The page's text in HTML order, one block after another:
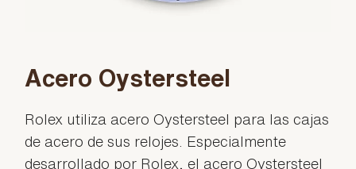
Acero Oystersteel
Rolex utiliza acero Oystersteel para las cajas
de acero de sus relojes. Especialmente
desarrollado por Rolex, el acero Oystersteel